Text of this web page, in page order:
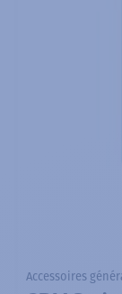
Accessoires